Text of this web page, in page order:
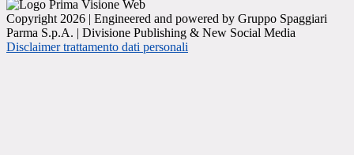
Copyright 2026 | Engineered and powered by Gruppo Spaggiari
Parma S.p.A. | Divisione Publishing & New Social Media
Disclaimer trattamento dati personali